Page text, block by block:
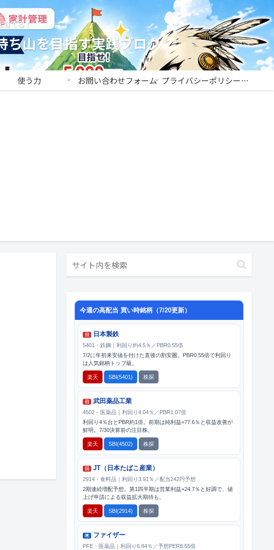
育てる！
ち山を目指す実践ブログ
使う力 お問い合わせフォーム プライバシーポリシー＆免責事項
今週の高配当 買い時銘柄（7/20更新）
日 日本製鉄
5401・鉄鋼｜利回り約4.5％／PBR0.55倍
7/2に年初来安値を付けた直後の割安圏。PBR0.55倍で利回り
は人気銘柄トップ級。
楽天 SBI(5401) 株探
日 武田薬品工業
4502・医薬品｜利回り4.04％／PBR1.07倍
利回り4％台とPBR約1倍。前期は純利益+77.6％と収益改善が
鮮明。7/30決算前の注目株。
楽天 SBI(4502) 株探
日 JT（日本たばこ産業）
2914・食料品｜利回り3.91％／配当242円予想
2期連続増配予想。第1四半期は営業利益+24.7％と好調で、値
上げ申請による収益拡大期待も。
楽天 SBI(2914) 株探
米 ファイザー
PFE・医薬品｜利回り6.84％／予想PER8.55倍